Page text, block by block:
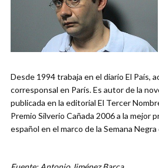
Desde 1994 trabaja en el diario El País,
corresponsal en París. Es autor de la
publicada en la editorial El Tercer
Premio Silverio Cañada 2006 a la mejor
español en el marco de la Semana